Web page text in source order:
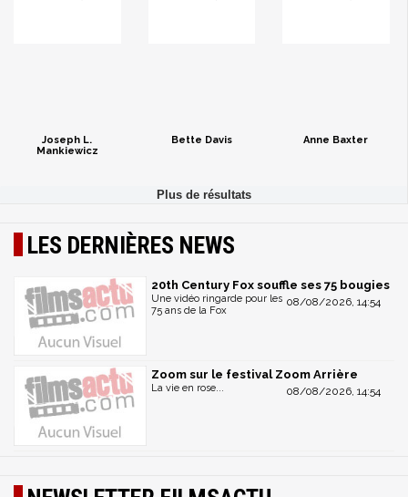
Joseph L.
Mankiewicz
Bette Davis Anne Baxter
LES DERNIÈRES NEWS
20th Century Fox souffle ses 75 bougies
08/08/2026, 14:54
Une vidéo ringarde pour les
75 ans de la Fox
Zoom sur le festival Zoom Arrière
08/08/2026, 14:54
La vie en rose...